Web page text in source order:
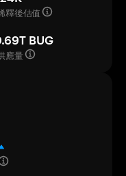
釋後估值
BUG
應量